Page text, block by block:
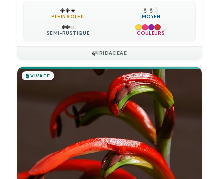
☀️☀️☀️
PLEIN SOLEIL
💧 💧 💧
MOYEN
❄️❄️❄️
SEMI-RUSTIQUE COULEURS
🍃IRIDACEAE
🪴VIVACE